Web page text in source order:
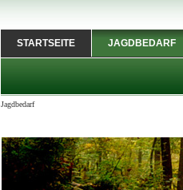
STARTSEITE JAGDBEDARF
Jagdbedarf